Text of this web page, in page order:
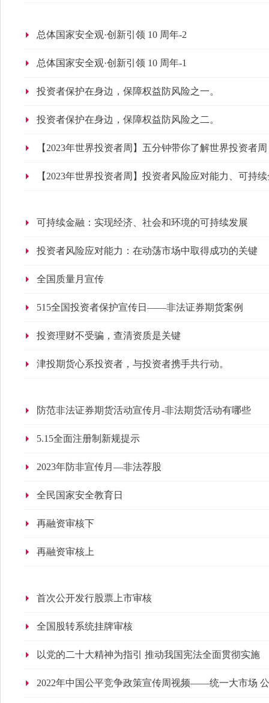
总体国家安全观·创新引领 10 周年-2
总体国家安全观·创新引领 10 周年-1
投资者保护在身边，保障权益防风险之一。
投资者保护在身边，保障权益防风险之二。
【2023年世界投资者周】五分钟带你了解世界投资者周
【2023年世界投资者周】投资者风险应对能力、可持
可持续金融：实现经济、社会和环境的可持续发展
投资者风险应对能力：在动荡市场中取得成功的关键
全国质量月宣传
515全国投资者保护宣传日——非法证券期货案例
投资理财不受骗，查清资质是关键
津投期货心系投资者，与投资者携手共行动。
防范非法证券期货活动宣传月-非法期货活动有哪些
5.15全面注册制新规提示
2023年防非宣传月—非法荐股
全民国家安全教育日
再融资审核下
再融资审核上
首次公开发行股票上市审核
全国股转系统挂牌审核
以党的二十大精神为指引 推动我国宪法全面贯彻实施
2022年中国公平竞争政策宣传周视频——统一大市场